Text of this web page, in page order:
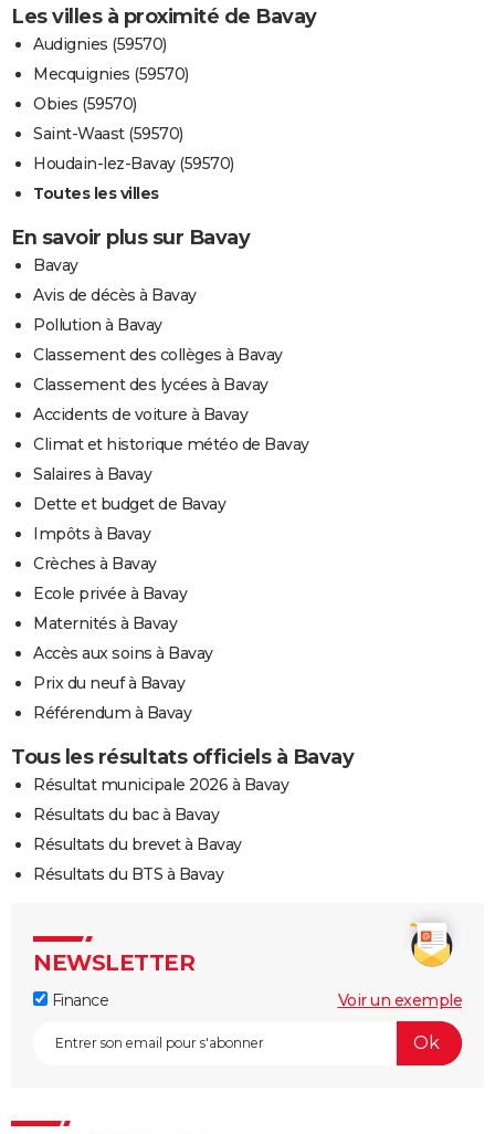
Les villes à proximité de Bavay
Audignies (59570)
Mecquignies (59570)
Obies (59570)
Saint-Waast (59570)
Houdain-lez-Bavay (59570)
Toutes les villes
En savoir plus sur Bavay
Bavay
Avis de décès à Bavay
Pollution à Bavay
Classement des collèges à Bavay
Classement des lycées à Bavay
Accidents de voiture à Bavay
Climat et historique météo de Bavay
Salaires à Bavay
Dette et budget de Bavay
Impôts à Bavay
Crèches à Bavay
Ecole privée à Bavay
Maternités à Bavay
Accès aux soins à Bavay
Prix du neuf à Bavay
Référendum à Bavay
Tous les résultats officiels à Bavay
Résultat municipale 2026 à Bavay
Résultats du bac à Bavay
Résultats du brevet à Bavay
Résultats du BTS à Bavay
NEWSLETTER
Finance Voir un exemple